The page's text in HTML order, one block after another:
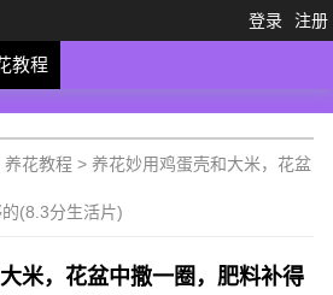
登录 注册
教程
养花教程 > 养花妙用鸡蛋壳和大米，花盆
(8.3分生活片)
米，花盆中撒一圈，肥料补得